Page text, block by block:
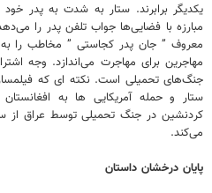
یکدیگر برابرند. ستار به شدت به پدر خود
مبارزه با فضایی‌ها جواب تلفن پدر را
معروف ” جان پدر کجاستی ” مخاطب را به
مهاجرین برای مهاجرت می‌اندازد. وجه
جنگ‌های تحمیلی است. نکته ای که
ستار و حمله آمریکایی ها به
کردنشین در جنگ تحمیلی توسط عراق از
می‌کند.
پایان درخشان داستان